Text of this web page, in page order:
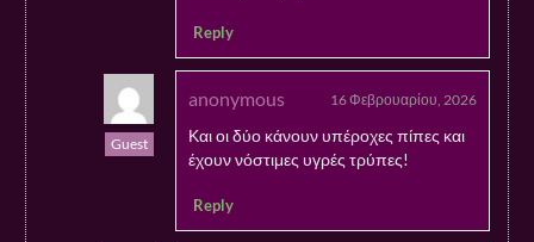
Reply
Guest
anonymous 16 Φεβρουαρίου, 2026
Και οι δύο κάνουν υπέροχες πίπες και
έχουν νόστιμες υγρές τρύπες!
Reply